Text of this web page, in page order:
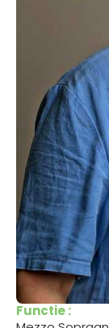
Functie :